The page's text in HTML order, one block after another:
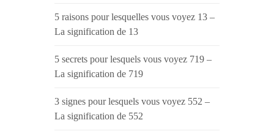
5 raisons pour lesquelles vous voyez 13 –
La signification de 13
5 secrets pour lesquels vous voyez 719 –
La signification de 719
3 signes pour lesquels vous voyez 552 –
La signification de 552